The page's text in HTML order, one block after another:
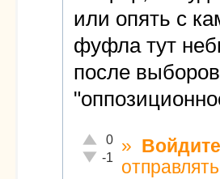
или опять с
фуфла тут
после
Отлично!
0
Неадекватно!
-1
» Войдите